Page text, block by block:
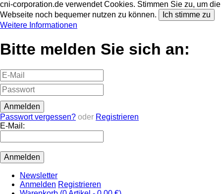
cni-corporation.de verwendet Cookies. Stimmen Sie zu, um die
Webseite noch bequemer nutzen zu können.
Ich stimme zu
Weitere Informationen
Bitte melden Sie sich an:
Passwort vergessen? oder Registrieren
E-Mail:
Newsletter
Anmelden Registrieren